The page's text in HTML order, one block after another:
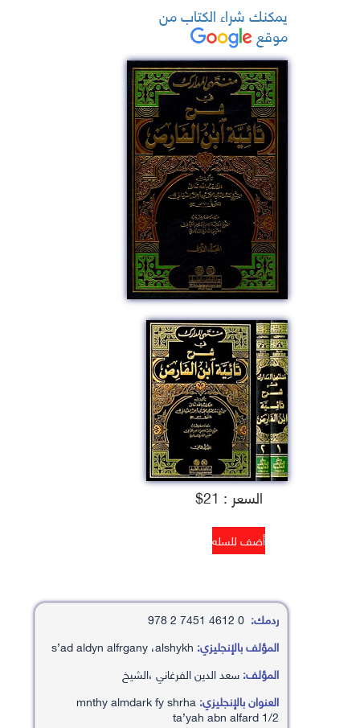
يمكنك شراء الكتاب من
موقع
السعر : 21$
ردمك:
المؤلف بالإنجليزي:
المؤلف:سعد الدين الفرغاني ،الشيخ
العنوان بالإنجليزي:mnthy almdark fy shrha
ta’yah abn alfard 1/2